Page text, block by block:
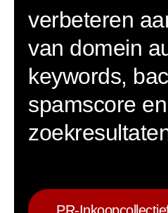
verbeteren
van domein
keywords,
spamscore